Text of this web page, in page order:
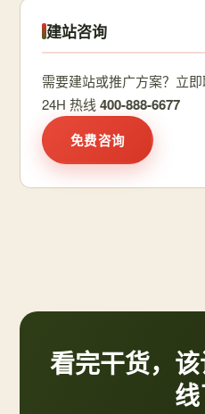
建站咨询
需要建站或推广方案？立
24H 热线 400-888-6677
免费咨询
看完干货，